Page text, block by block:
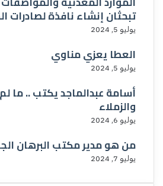
تبحثان إنشاء نافذة لصادرات
يوليو 5, 2024
العطا يعزي مناوي
يوليو 5, 2024
أسامة عبدالماجد يكتب .. ما
والزملاء
يوليو 6, 2024
من هو مدير مكتب البرهان
يوليو 7, 2024